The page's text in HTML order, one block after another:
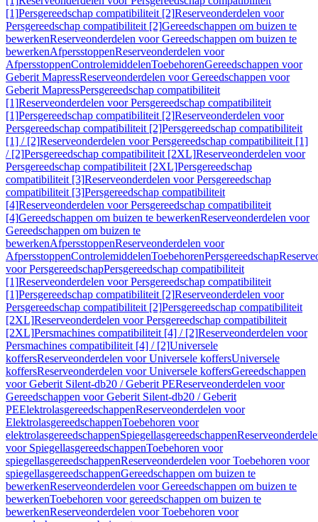
[1]Persgereedschap compatibiliteit [2]Reserveonderdelen voor
Persgereedschap compatibiliteit [2]Gereedschappen om buizen te
bewerkenReserveonderdelen voor Gereedschappen om buizen te
bewerkenAfpersstoppenReserveonderdelen voor
AfpersstoppenControlemiddelenToebehorenGereedschappen voor
Geberit MapressReserveonderdelen voor Gereedschappen voor
Geberit MapressPersgereedschap compatibiliteit
[1]Reserveonderdelen voor Persgereedschap compatibiliteit
[1]Persgereedschap compatibiliteit [2]Reserveonderdelen voor
Persgereedschap compatibiliteit [2]Persgereedschap compatibiliteit
[1] / [2]Reserveonderdelen voor Persgereedschap compatibiliteit [1]
/ [2]Persgereedschap compatibiliteit [2XL]Reserveonderdelen voor
Persgereedschap compatibiliteit [2XL]Persgereedschap
compatibiliteit [3]Reserveonderdelen voor Persgereedschap
compatibiliteit [3]Persgereedschap compatibiliteit
[4]Reserveonderdelen voor Persgereedschap compatibiliteit
[4]Gereedschappen om buizen te bewerkenReserveonderdelen voor
Gereedschappen om buizen te
bewerkenAfpersstoppenReserveonderdelen voor
AfpersstoppenControlemiddelenToebehorenPersgereedschap
voor PersgereedschapPersgereedschap compatibiliteit
[1]Reserveonderdelen voor Persgereedschap compatibiliteit
[1]Persgereedschap compatibiliteit [2]Reserveonderdelen voor
Persgereedschap compatibiliteit [2]Persgereedschap compatibiliteit
[2XL]Reserveonderdelen voor Persgereedschap compatibiliteit
[2XL]Persmachines compatibiliteit [4] / [2]Reserveonderdelen voor
Persmachines compatibiliteit [4] / [2]Universele
koffersReserveonderdelen voor Universele koffersUniversele
koffersReserveonderdelen voor Universele koffersGereedschappen
voor Geberit Silent-db20 / Geberit PEReserveonderdelen voor
Gereedschappen voor Geberit Silent-db20 / Geberit
PEElektrolasgereedschappenReserveonderdelen voor
ElektrolasgereedschappenToebehoren voor
elektrolasgereedschappenSpiegellasgereedschappen
voor SpiegellasgereedschappenToebehoren voor
spiegellasgereedschappenReserveonderdelen voor Toebehoren voor
spiegellasgereedschappenGereedschappen om buizen te
bewerkenReserveonderdelen voor Gereedschappen om buizen te
bewerkenToebehoren voor gereedschappen om buizen te
bewerkenReserveonderdelen voor Toebehoren voor